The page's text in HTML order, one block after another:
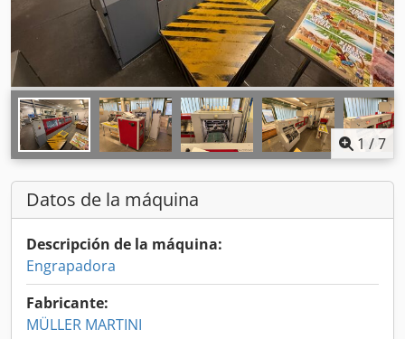
1 /7
Datos de la máquina
Descripción de la máquina:
Engrapadora
Fabricante:
MÜLLER MARTINI